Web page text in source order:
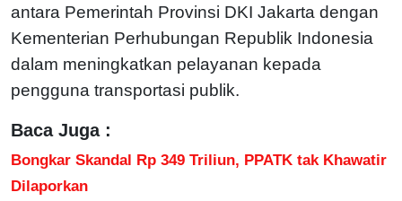
antara Pemerintah Provinsi DKI Jakarta dengan
Kementerian Perhubungan Republik Indonesia
dalam meningkatkan pelayanan kepada
pengguna transportasi publik.
Baca Juga :
Bongkar Skandal Rp 349 Triliun, PPATK tak Khawatir
Dilaporkan